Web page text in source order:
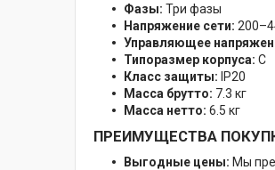
Фазы: Три фазы
Напряжение сети:
Управляющее
Типоразмер корпуса: C
Класс защиты: IP20
Масса брутто: 7.3 кг
Масса нетто: 6.5 кг
ПРЕИМУЩЕСТВА
Выгодные цены: Мы